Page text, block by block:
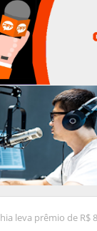
leva prêmio de R$